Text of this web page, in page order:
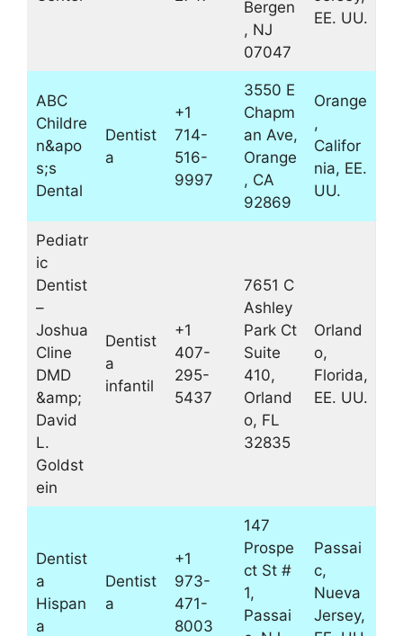
Bergen
, NJ
07047
EE. UU.
ABC
Childre
n&apo
s;s
Dental
Dentist
a
+1
714-
516-
9997
3550 E
Chapm
an Ave,
Orange
, CA
92869
Orange
,
Califor
nia, EE.
UU.
Pediatr
ic
Dentist
–
Joshua
Cline
DMD
&amp;
David
L.
Goldst
ein
Dentist
a
infantil
+1
407-
295-
5437
7651 C
Ashley
Park Ct
Suite
410,
Orland
o, FL
32835
Orland
o,
Florida,
EE. UU.
Dentist
a
Hispan
a
Dentist
a
+1
973-
471-
8003
147
Prospe
ct St #
1,
Passai
Passai
c,
Nueva
Jersey,